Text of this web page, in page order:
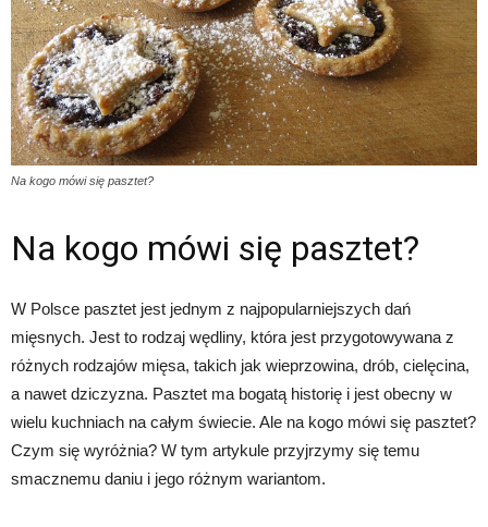
Na kogo mówi się pasztet?
Na kogo mówi się pasztet?
W Polsce pasztet jest jednym z najpopularniejszych dań
mięsnych. Jest to rodzaj wędliny, która jest przygotowywana z
różnych rodzajów mięsa, takich jak wieprzowina, drób, cielęcina,
a nawet dziczyzna. Pasztet ma bogatą historię i jest obecny w
wielu kuchniach na całym świecie. Ale na kogo mówi się pasztet?
Czym się wyróżnia? W tym artykule przyjrzymy się temu
smacznemu daniu i jego różnym wariantom.